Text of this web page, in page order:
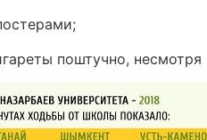
поштучно, несмотря